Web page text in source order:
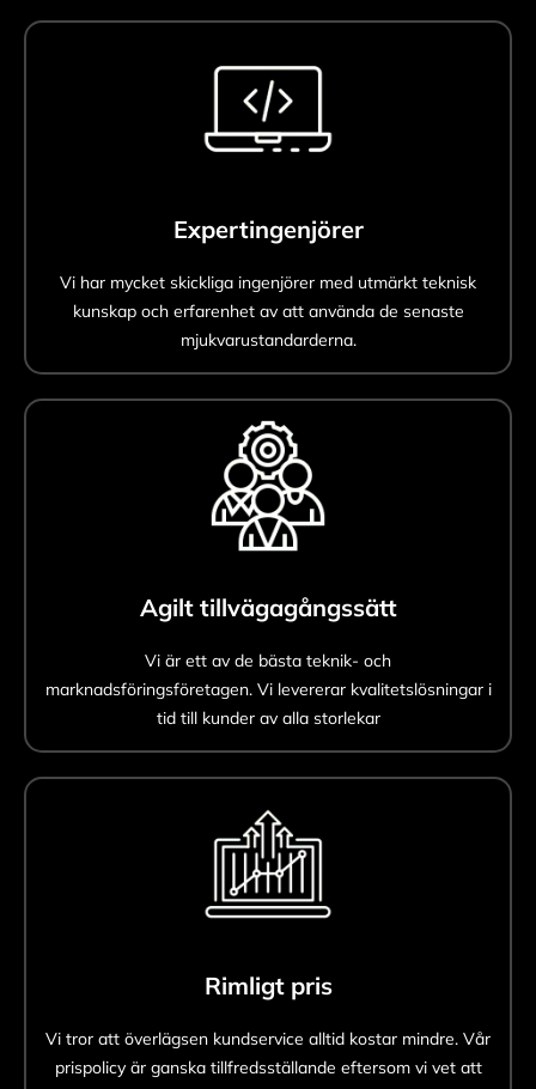
Expertingenjörer
Vi har mycket skickliga ingenjörer med utmärkt teknisk
kunskap och erfarenhet av att använda de senaste
mjukvarustandarderna.
Agilt tillvägagångssätt
Vi är ett av de bästa teknik- och
marknadsföringsföretagen. Vi levererar kvalitetslösningar i
tid till kunder av alla storlekar
Rimligt pris
Vi tror att överlägsen kundservice alltid kostar mindre. Vår
prispolicy är ganska tillfredsställande eftersom vi vet att